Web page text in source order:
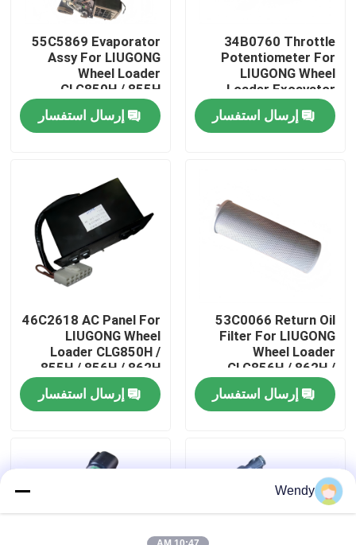
بيت
منتجات
معلومات عنا
رقابة جودة
اتصل بنا
حالات
34B0760 Throttle
Potentiometer For
LIUGONG Wheel
Loader Excavator
CLG915E CLG920E
CLG933E CLG948E /
950E / 952E
إرسال استفسار
55C5869 Evaporator
Assy For LIUGONG
Wheel Loader
CLG850H / 855H
CLG835H / 842H /
870H / 886H
Excavator CLG920E /
إرسال استفسار
53C0066 Return Oil
Filter For LIUGONG
Wheel Loader
CLG856H / 862H /
870H Excavator
CLG925D / 936D /
939D
إرسال استفسار
46C2618 AC Panel For
LIUGONG Wheel
Loader CLG850H /
855H / 856H / 862H
Excavator CLG920E /
922E / 925E / 926E
إرسال استفسار
Wendy